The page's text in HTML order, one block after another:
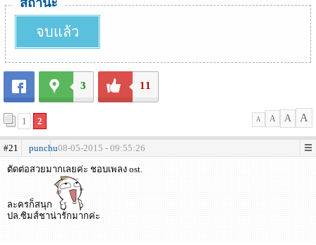
สถานะ
จบแล้ว
3 11
1 2 A A A A
#21 punchu08-05-2015 - 09:55:26
ตัดต่อสวยมากเลยค่ะ ชอบเพลง ost.
ละครก็สนุก
ปล.ซิมส์ชาน่ารักมากค่ะ